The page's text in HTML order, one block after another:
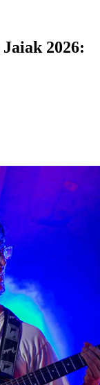
2026: